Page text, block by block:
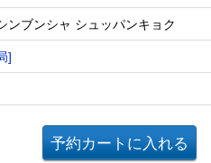
ンブンシャ シュッパンキョク
]